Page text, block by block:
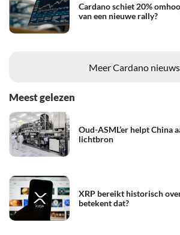
Cardano schiet 20%
van een nieuwe rally?
Meer Cardano nieuws
Meest gelezen
Oud-ASML’er helpt China
lichtbron
XRP bereikt historisch
betekent dat?